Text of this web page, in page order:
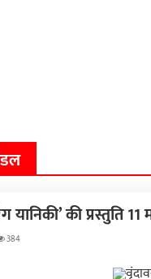
यानिकी’ की प्रस्तुति 11
384